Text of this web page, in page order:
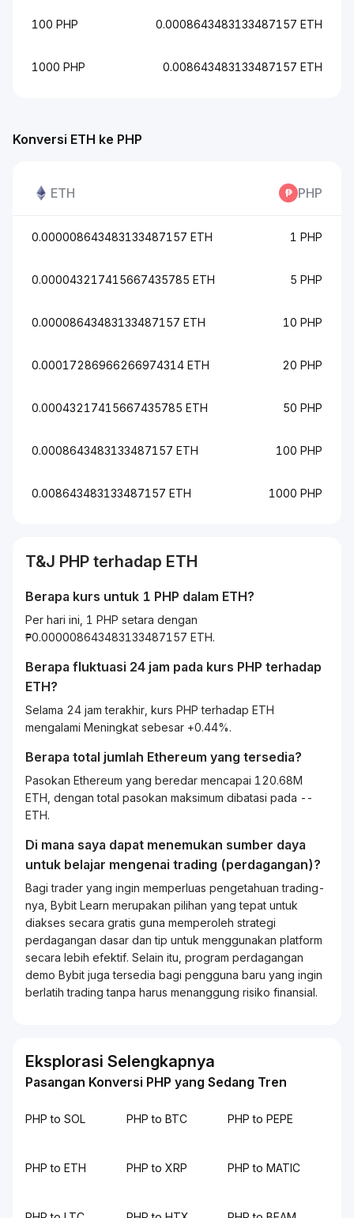
Konversi ETH ke PHP
ETH PHP
0.000008643483133487157 ETH 1 PHP
0.000043217415667435785 ETH 5 PHP
0.00008643483133487157 ETH 10 PHP
0.00017286966266974314 ETH 20 PHP
0.00043217415667435785 ETH 50 PHP
0.0008643483133487157 ETH 100 PHP
0.008643483133487157 ETH 1000 PHP
100 PHP 0.0008643483133487157 ETH
1000 PHP 0.008643483133487157 ETH
T&J PHP terhadap ETH
Berapa kurs untuk 1 PHP dalam ETH?
Per hari ini, 1 PHP setara dengan
₱0.000008643483133487157 ETH.
Berapa fluktuasi 24 jam pada kurs PHP terhadap
ETH?
Selama 24 jam terakhir, kurs PHP terhadap ETH
mengalami Meningkat sebesar +0.44%.
Berapa total jumlah Ethereum yang tersedia?
Pasokan Ethereum yang beredar mencapai 120.68M
ETH, dengan total pasokan maksimum dibatasi pada --
ETH.
Di mana saya dapat menemukan sumber daya
untuk belajar mengenai trading (perdagangan)?
Bagi trader yang ingin memperluas pengetahuantrading-
nya, Bybit Learn merupakan pilihan yang tepat untuk
diakses secara gratis guna memperoleh strategi
perdagangan dasar dan tip untuk menggunakan platform
secara lebih efektif. Selain itu, program perdagangan
demo Bybit juga tersedia bagi pengguna baru yang ingin
berlatihtradingtanpa harus menanggung risiko finansial.
Eksplorasi Selengkapnya
Pasangan Konversi PHP yang Sedang Tren
PHP to SOL PHP to BTC PHP to PEPE
PHP to ETH PHP to XRP PHP to MATIC